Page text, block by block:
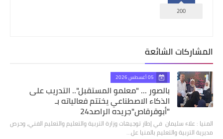
200
المشاركات الشائعة
05 أغسطس 2026
بالصور ... "معلمو المستقبل".. التدريب على
الذكاء الاصطناعي يختتم فعالياته بـ
"أبوقرقاص"جريده الراصد24
المنيا : علاء سليمان في إطار توجيهات وزارة التربية والتعليم والتعليم الفني، وحرص
مديرية التربية والتعليم بالمنيا عل…